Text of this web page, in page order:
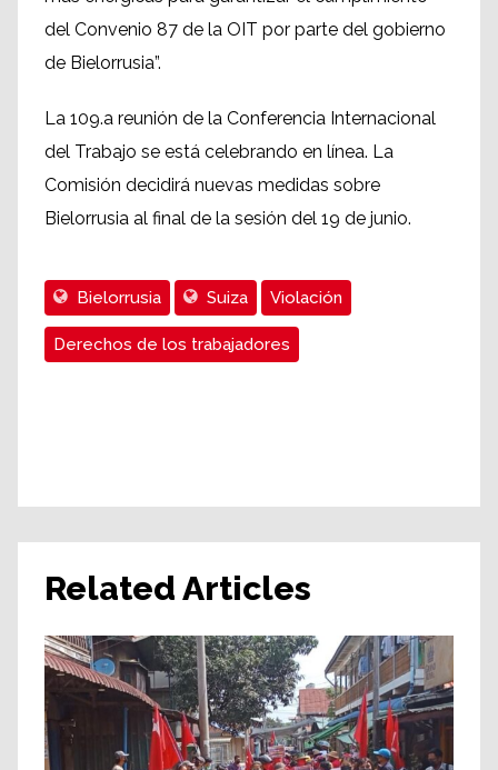
del Convenio 87 de la OIT por parte del gobierno
de Bielorrusia”.
La 109.a reunión de la Conferencia Internacional
del Trabajo se está celebrando en línea. La
Comisión decidirá nuevas medidas sobre
Bielorrusia al final de la sesión del 19 de junio.
Bielorrusia Suiza Violación
Derechos de los trabajadores
Related Articles